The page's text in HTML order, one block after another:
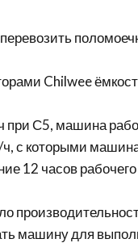
перевозить
Chilwee
С5, машина
которыми
12 часов
машину для